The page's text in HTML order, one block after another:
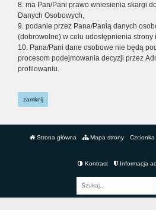
8. ma Pan/Pani prawo wniesienia skargi
Danych Osobowych,
9. podanie przez Pana/Panią danych
(dobrowolne) w celu udostępnienia strony
10. Pana/Pani dane osobowe nie będą
procesom podejmowania decyzji przez
profilowaniu.
zamknij
Strona główna Mapa strony Czcionka
Kontrast Informacja